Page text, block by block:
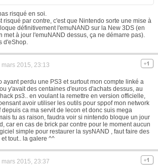
risqué en soi.
risqué par contre, c'est que Nintendo sorte une mise à
définitivement l'emuNAND sur la New 3DS (en
met à jour l'emuNAND dessus, ça ne démarre pas).
d'eShop.
mars 2015, 23:13
ayant perdu une PS3 et surtout mon compte linké a
y'avait des centaines d'euros d'achats dessus, au
ps3.. en voulant la remettre en version officielle,
avoir utiliser les outils pour sppof mon network
depuis ca ma servit de lecon et donc suis mega
tu as raison, faudra voir si nintendo bloque un jour
car en cas de brick par contre pour le moment aucun
simple pour restaurer la sysNAND , faut faire des
tout.. la galere ^^
mars 2015, 23:37